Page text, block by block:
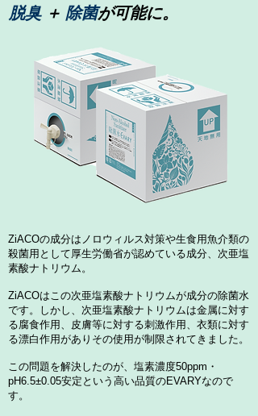
脱臭＋ 除菌が可能に。
ZiACOの成分はノロウィルス対策や生食用魚介類の
殺菌用として厚生労働省が認めている成分、次亜塩
素酸ナトリウム。
ZiACOはこの次亜塩素酸ナトリウムが成分の除菌水
です。しかし、次亜塩素酸ナトリウムは金属に対す
る腐食作用、皮膚等に対する刺激作用、衣類に対す
る漂白作用がありその使用が制限されてきました。
この問題を解決したのが、塩素濃度50ppm・
pH6.5±0.05安定という高い品質のEVARYなので
す。